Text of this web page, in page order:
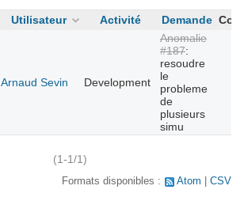
Utilisateur Activité Demande
Arnaud Sevin Development
Anomalie
#187:
resoudre
le
probleme
de
plusieurs
simu
(1-1/1)
Formats disponibles : Atom CSV